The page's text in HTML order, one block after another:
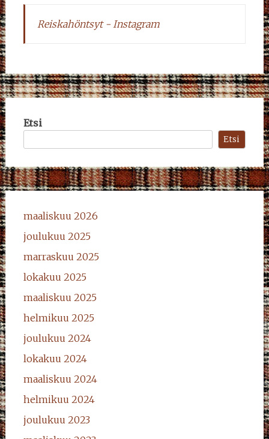
Reiskahöntsyt - Instagram
Etsi
Etsi
maaliskuu 2026
joulukuu 2025
marraskuu 2025
lokakuu 2025
maaliskuu 2025
helmikuu 2025
joulukuu 2024
lokakuu 2024
maaliskuu 2024
helmikuu 2024
joulukuu 2023